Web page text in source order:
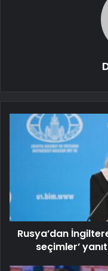
Rusya’dan
seçimler’